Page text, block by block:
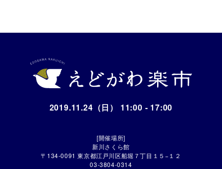
2019.11.24（日） 11:00 - 17:00
[開催場所]
新川さくら館
〒134-0091 東京都江戸川区船堀７丁目１５−１２
03-3804-0314